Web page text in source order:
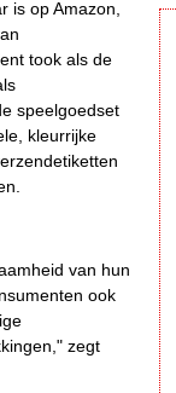
is op Amazon,
took als de
speelgoedset
kleurrijke
van hun
ook
zegt